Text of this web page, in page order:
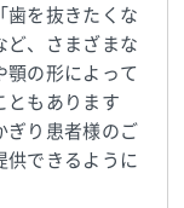
歯を抜きたくな
ど、さまざまな
顎の形によって
ともあります
ぎり患者様のご
供できるように